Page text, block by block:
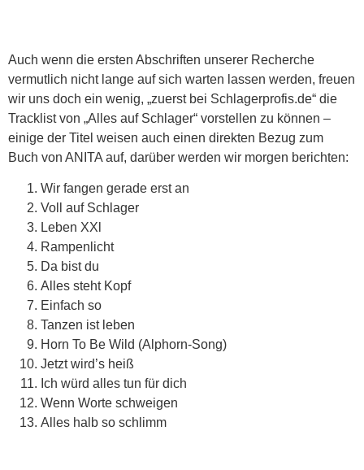
Auch wenn die ersten Abschriften unserer Recherche
vermutlich nicht lange auf sich warten lassen werden, freuen
wir uns doch ein wenig, „zuerst bei Schlagerprofis.de“ die
Tracklist von „Alles auf Schlager“ vorstellen zu können –
einige der Titel weisen auch einen direkten Bezug zum
Buch von ANITA auf, darüber werden wir morgen berichten:
Wir fangen gerade erst an
Voll auf Schlager
Leben XXl
Rampenlicht
Da bist du
Alles steht Kopf
Einfach so
Tanzen ist leben
Horn To Be Wild (Alphorn-Song)
Jetzt wird’s heiß
Ich würd alles tun für dich
Wenn Worte schweigen
Alles halb so schlimm